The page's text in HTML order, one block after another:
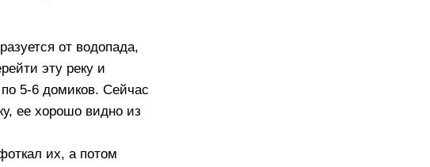
от водопада,
эту реку и
5-6 домиков. Сейчас
ее хорошо видно из
их, а потом